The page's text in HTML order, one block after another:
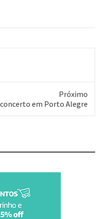
Próximo
em Porto Alegre